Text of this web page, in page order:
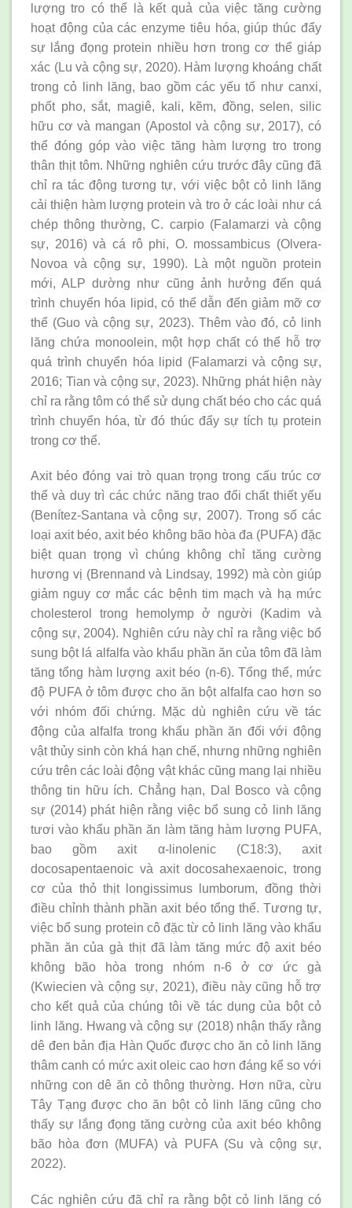
lượng tro có thể là kết quả của việc tăng cường
hoạt động của các enzyme tiêu hóa, giúp thúc đẩy
sự lắng đọng protein nhiều hơn trong cơ thể giáp
xác (Lu và cộng sự, 2020). Hàm lượng khoáng chất
trong cỏ linh lăng, bao gồm các yếu tố như canxi,
phốt pho, sắt, magiê, kali, kẽm, đồng, selen, silic
hữu cơ và mangan (Apostol và cộng sự, 2017), có
thể đóng góp vào việc tăng hàm lượng tro trong
thân thịt tôm. Những nghiên cứu trước đây cũng đã
chỉ ra tác động tương tự, với việc bột cỏ linh lăng
cải thiện hàm lượng protein và tro ở các loài như cá
chép thông thường, C. carpio (Falamarzi và cộng
sự, 2016) và cá rô phi, O. mossambicus (Olvera-
Novoa và cộng sự, 1990). Là một nguồn protein
mới, ALP dường như cũng ảnh hưởng đến quá
trình chuyển hóa lipid, có thể dẫn đến giảm mỡ cơ
thể (Guo và cộng sự, 2023). Thêm vào đó, cỏ linh
lăng chứa monoolein, một hợp chất có thể hỗ trợ
quá trình chuyển hóa lipid (Falamarzi và cộng sự,
2016; Tian và cộng sự, 2023). Những phát hiện này
chỉ ra rằng tôm có thể sử dụng chất béo cho các quá
trình chuyển hóa, từ đó thúc đẩy sự tích tụ protein
trong cơ thể.
Axit béo đóng vai trò quan trọng trong cấu trúc cơ
thể và duy trì các chức năng trao đổi chất thiết yếu
(Benítez-Santana và cộng sự, 2007). Trong số các
loại axit béo, axit béo không bão hòa đa (PUFA) đặc
biệt quan trọng vì chúng không chỉ tăng cường
hương vị (Brennand và Lindsay, 1992) mà còn giúp
giảm nguy cơ mắc các bệnh tim mạch và hạ mức
cholesterol trong hemolymp ở người (Kadim và
cộng sự, 2004). Nghiên cứu này chỉ ra rằng việc bổ
sung bột lá alfalfa vào khẩu phần ăn của tôm đã làm
tăng tổng hàm lượng axit béo (n-6). Tổng thể, mức
độ PUFA ở tôm được cho ăn bột alfalfa cao hơn so
với nhóm đối chứng. Mặc dù nghiên cứu về tác
động của alfalfa trong khẩu phần ăn đối với động
vật thủy sinh còn khá hạn chế, nhưng những nghiên
cứu trên các loài động vật khác cũng mang lại nhiều
thông tin hữu ích. Chẳng hạn, Dal Bosco và cộng
sự (2014) phát hiện rằng việc bổ sung cỏ linh lăng
tươi vào khẩu phần ăn làm tăng hàm lượng PUFA,
bao gồm axit α-linolenic (C18:3), axit
docosapentaenoic và axit docosahexaenoic, trong
cơ của thỏ thịt longissimus lumborum, đồng thời
điều chỉnh thành phần axit béo tổng thể. Tương tự,
việc bổ sung protein cô đặc từ cỏ linh lăng vào khẩu
phần ăn của gà thịt đã làm tăng mức độ axit béo
không bão hòa trong nhóm n-6 ở cơ ức gà
(Kwiecien và cộng sự, 2021), điều này cũng hỗ trợ
cho kết quả của chúng tôi về tác dụng của bột cỏ
linh lăng. Hwang và cộng sự (2018) nhận thấy rằng
dê đen bản địa Hàn Quốc được cho ăn cỏ linh lăng
thâm canh có mức axit oleic cao hơn đáng kể so với
những con dê ăn cỏ thông thường. Hơn nữa, cừu
Tây Tạng được cho ăn bột cỏ linh lăng cũng cho
thấy sự lắng đọng tăng cường của axit béo không
bão hòa đơn (MUFA) và PUFA (Su và cộng sự,
2022).
Các nghiên cứu đã chỉ ra rằng bột cỏ linh lăng có